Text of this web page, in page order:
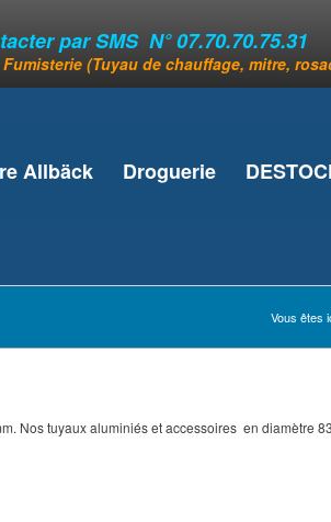
par SMS N° 07.70.70.75.31
(Tuyau de chauffage, mitre,
Allbäck Droguerie
Vous êtes
Nos tuyaux aluminiés et accessoires en diamètre